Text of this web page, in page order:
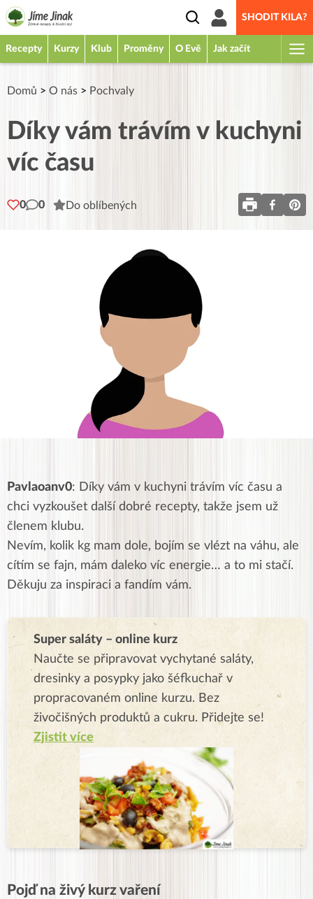
SHODIT KILA?
Recepty Kurzy Klub Proměny O Evě Jak začít
Domů > O nás > Pochvaly
Díky vám trávím v kuchyni
víc času
0 0 Do oblíbených
Pavlaoanv0: Díky vám v kuchyni trávím víc času a
chci vyzkoušet další dobré recepty, takže jsem už
členem klubu.
Nevím, kolik kg mam dole, bojím se vlézt na váhu, ale
cítím se fajn, mám daleko víc energie… a to mi stačí.
Děkuju za inspiraci a fandím vám.
Super saláty – online kurz
Naučte se připravovat vychytané saláty,
dresinky a posypky jako šéfkuchař v
propracovaném online kurzu. Bez
živočišných produktů a cukru. Přidejte se!
Zjistit více
Pojď na živý kurz vaření